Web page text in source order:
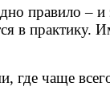
правило – и
в
где чаще